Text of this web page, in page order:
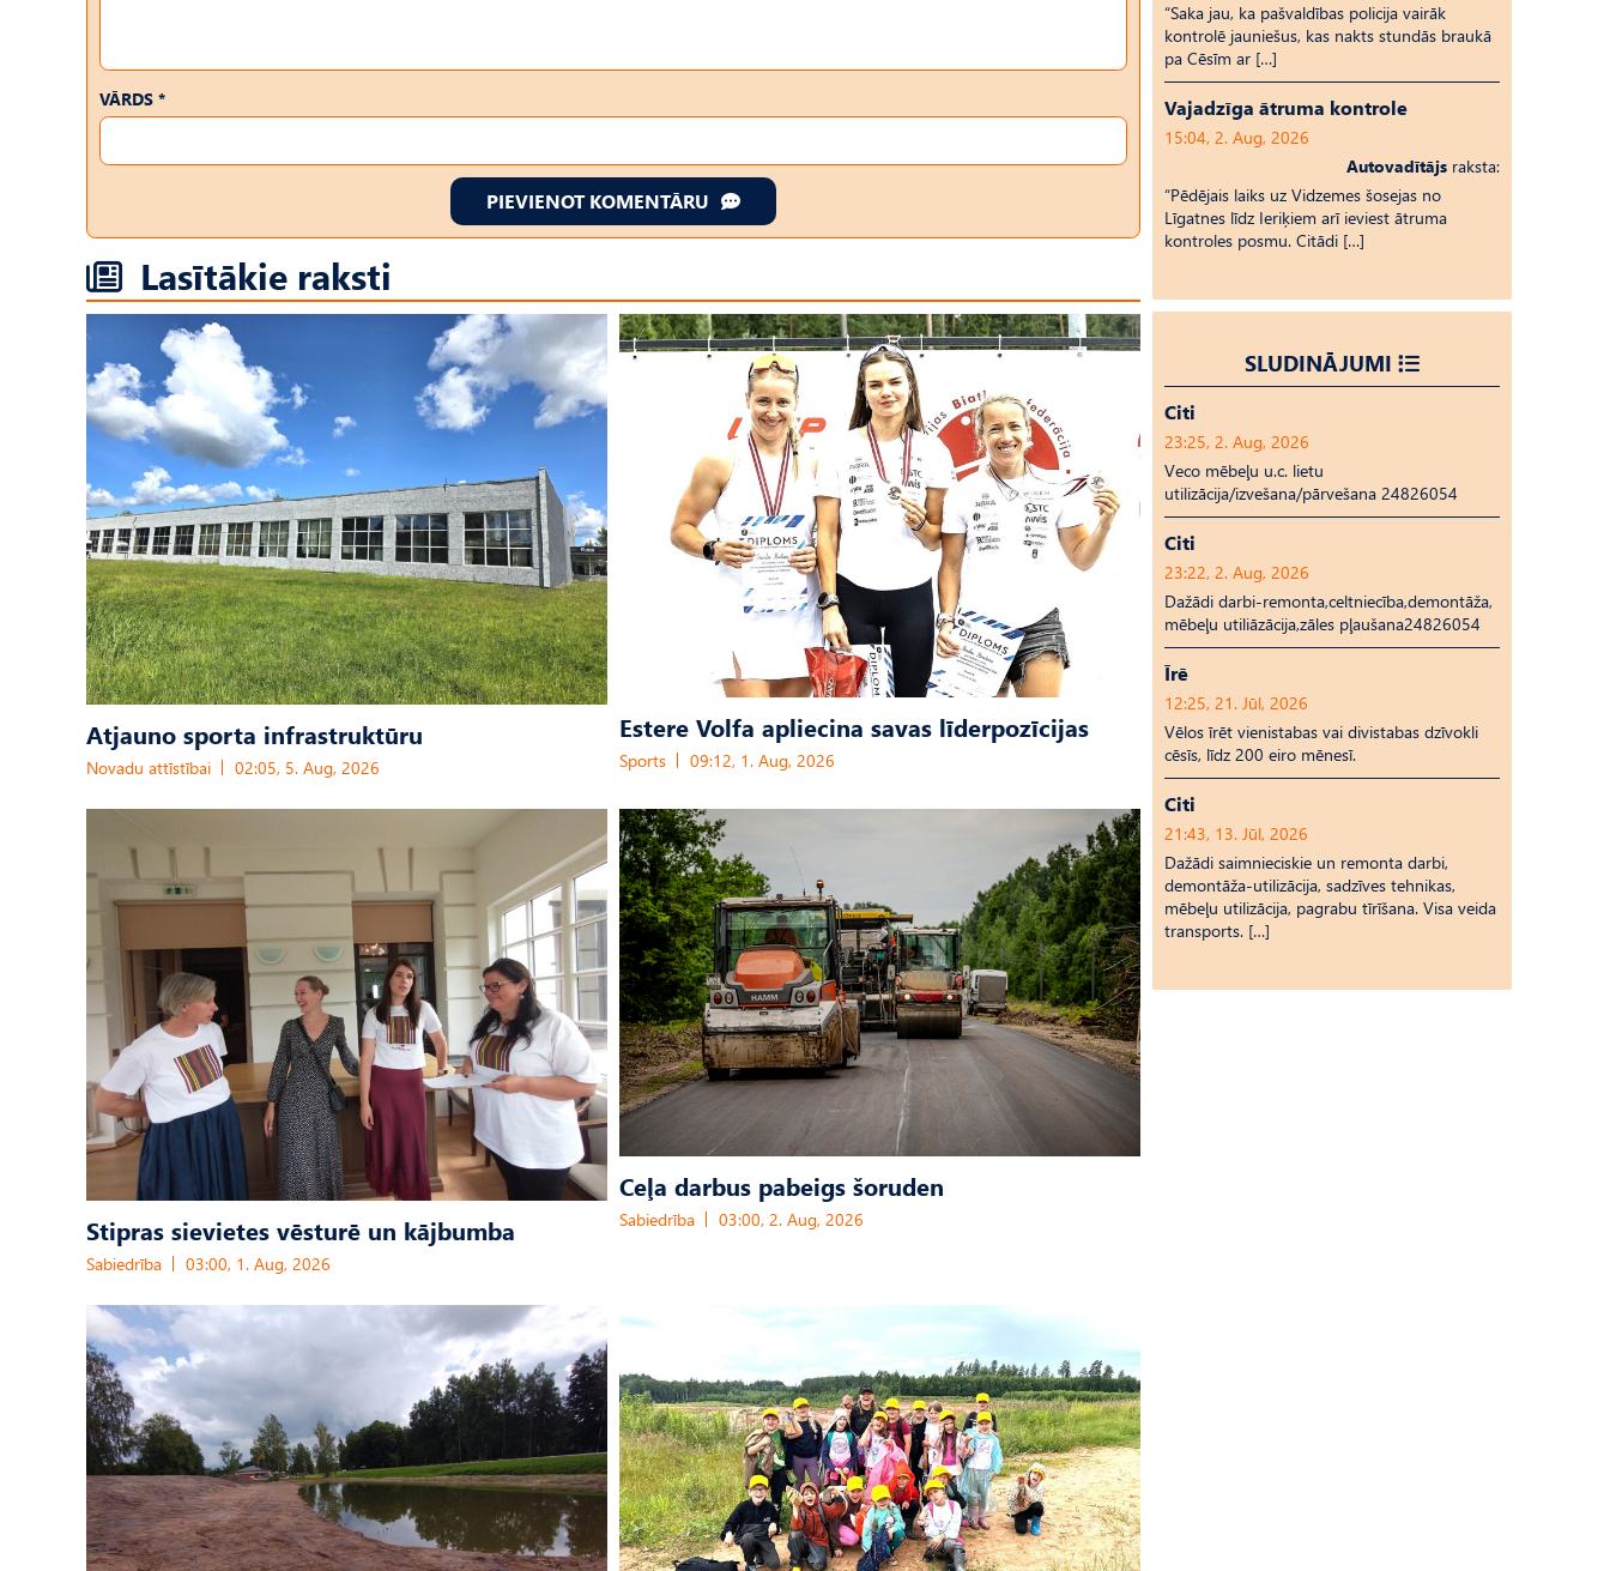
VĀRDS *
PIEVIENOT KOMENTĀRU
Lasītākie raksti
Atjauno sporta infrastruktūru
Novadu attīstībai 02:05, 5. Aug, 2026
Estere Volfa apliecina savas līderpozīcijas
Sports 09:12, 1. Aug, 2026
Stipras sievietes vēsturē un kājbumba
Sabiedrība 03:00, 1. Aug, 2026
Ceļa darbus pabeigs šoruden
Sabiedrība 03:00, 2. Aug, 2026
“Saka jau, ka pašvaldības policija vairāk
kontrolē jauniešus, kas nakts stundās braukā
pa Cēsīm ar […]
Vajadzīga ātruma kontrole
15:04, 2. Aug, 2026
Autovadītājs raksta:
“Pēdējais laiks uz Vid­ze­mes šosejas no
Līgatnes līdz Ieriķiem arī ieviest ātruma
kontroles posmu. Citādi […]
SLUDINĀJUMI
Citi
23:25, 2. Aug, 2026
Veco mēbeļu u.c. lietu
utilizācija/izvešana/pārvešana 24826054
Citi
23:22, 2. Aug, 2026
Dažādi darbi-remonta,celtniecība,demontāža,
mēbeļu utiliāzācija,zāles pļaušana24826054
Īrē
12:25, 21. Jūl, 2026
Vēlos īrēt vienistabas vai divistabas dzīvokli
cēsīs, līdz 200 eiro mēnesī.
Citi
21:43, 13. Jūl, 2026
Dažādi saimnieciskie un remonta darbi,
demontāža-utilizācija, sadzīves tehnikas,
mēbeļu utilizācija, pagrabu tīrīšana. Visa veida
transports. […]